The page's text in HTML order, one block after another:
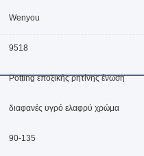
Wenyou
9518
Potting εποξικής ρητίνης ένωση
διαφανές υγρό ελαφρύ χρώμα
90-135